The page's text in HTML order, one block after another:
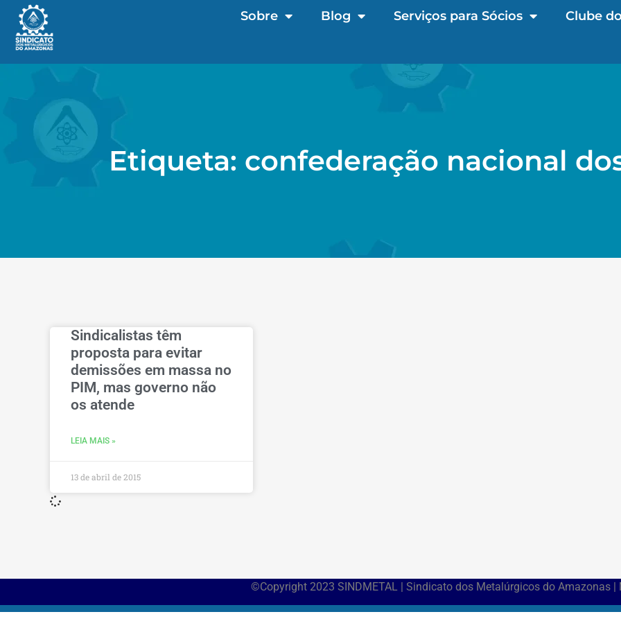
Sobre Blog Serviços para Sócios Clube
Etiqueta: confederação nacional
Sindicalistas têm
proposta para evitar
demissões em massa no
PIM, mas governo não
os atende
LEIA MAIS »
13 de abril de 2015
©Copyright 2023 SINDMETAL | Sindicato dos Metalúrgicos do Amazonas |